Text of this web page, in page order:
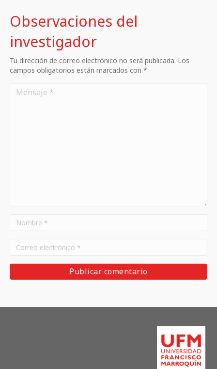
Observaciones del
investigador
Tu dirección de correo electrónico no será publicada. Los
campos obligatorios están marcados con *